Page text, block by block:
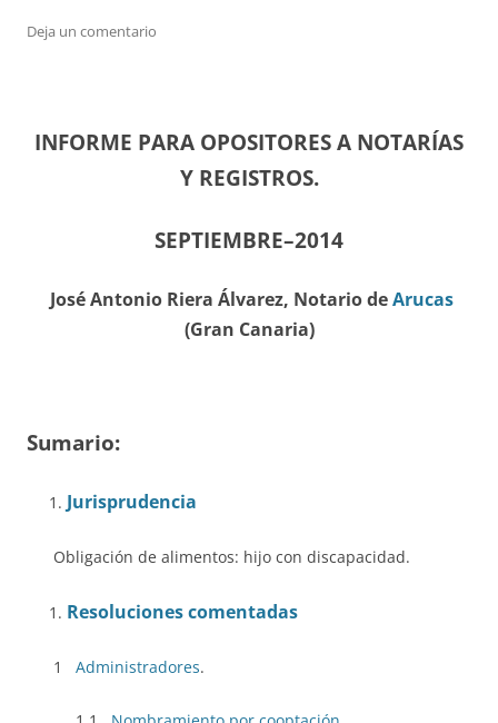
Deja un comentario
INFORME PARA OPOSITORES A NOTARÍAS
Y REGISTROS.
SEPTIEMBRE–2014
José Antonio Riera Álvarez, Notario deArucas
(Gran Canaria)
Sumario:
Jurisprudencia
Obligación de alimentos: hijo con discapacidad.
Resoluciones comentadas
1 Administradores.